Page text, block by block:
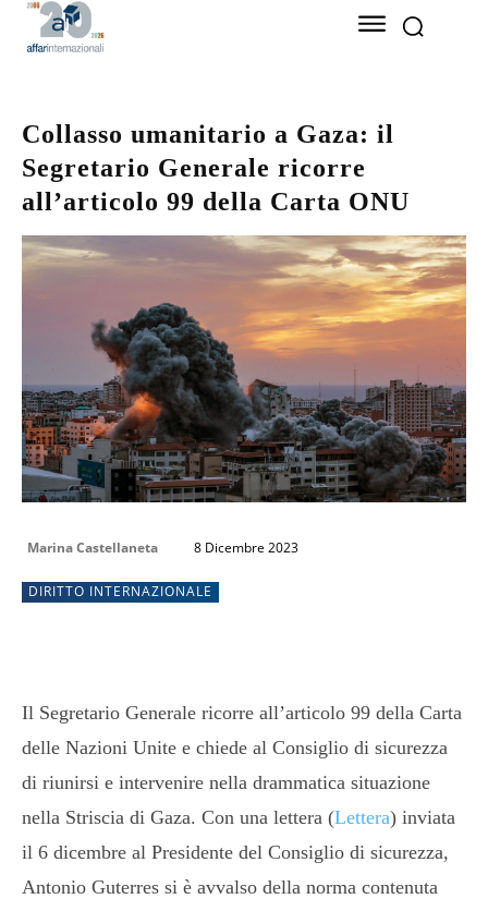
Collasso umanitario a Gaza: il
Segretario Generale ricorre
all’articolo 99 della Carta ONU
Marina Castellaneta 8 Dicembre 2023
DIRITTO INTERNAZIONALE
Il Segretario Generale ricorre all’articolo 99 della Carta
delle Nazioni Unite e chiede al Consiglio di sicurezza
di riunirsi e intervenire nella drammatica situazione
nella Striscia di Gaza. Con una lettera (Lettera) inviata
il 6 dicembre al Presidente del Consiglio di sicurezza,
Antonio Guterres si è avvalso della norma contenuta